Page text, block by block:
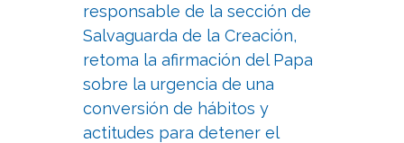
responsable de la sección de
Salvaguarda de la Creación,
retoma la afirmación del Papa
sobre la urgencia de una
conversión de hábitos y
actitudes para detener el